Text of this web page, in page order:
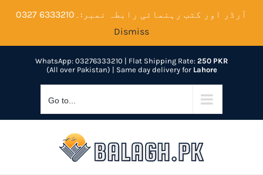
WhatsApp: 03276333210 | Flat Shipping Rate: 250 PKR
(All over Pakistan) | Same day delivery for Lahore
Go to...
آرڈر اور کتب رہنمائی رابطہ نمبر:۔6333210 0327
Dismiss